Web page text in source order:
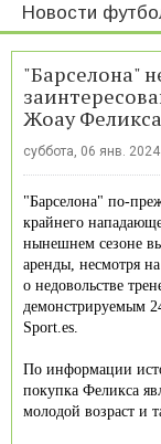
Новости
"Барселона"
Жоау Феликса
суббота, 06 янв.
"Барселона" по-
крайнего
нынешнем сезоне
аренды, несмотря
о недовольстве
демонстрируемым
Sport.es.
По информации
покупка Феликса
молодой возраст и